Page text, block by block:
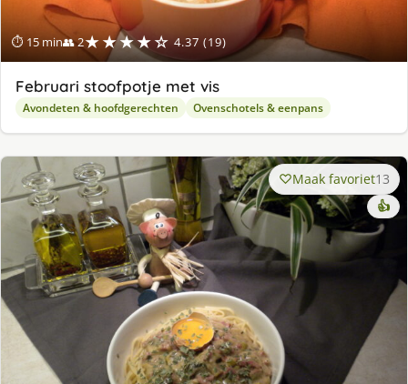
⏱ 15 min👥 2★★★★☆ 4.37 (19)
Februari stoofpotje met vis
Avondeten & hoofdgerechten Ovenschotels & eenpans
Maak favoriet13
👍